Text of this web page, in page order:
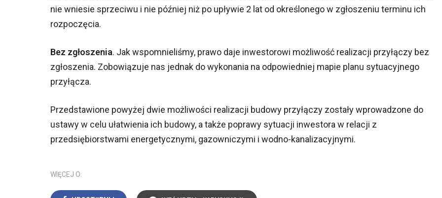
nie wniesie sprzeciwu i nie później niż po upływie 2 lat od określonego w zgłoszeniu terminu ich
rozpoczęcia.
Bez zgłoszenia. Jak wspomnieliśmy, prawo daje inwestorowi możliwość realizacji przyłączy bez
zgłoszenia. Zobowiązuje nas jednak do wykonania na odpowiedniej mapie planu sytuacyjnego
przyłącza.
Przedstawione powyżej dwie możliwości realizacji budowy przyłączy zostały wprowadzone do
ustawy w celu ułatwienia ich budowy, a także poprawy sytuacji inwestora w relacji z
przedsiębiorstwami energetycznymi, gazowniczymi i wodno-kanalizacyjnymi.
WIĘCEJ O: